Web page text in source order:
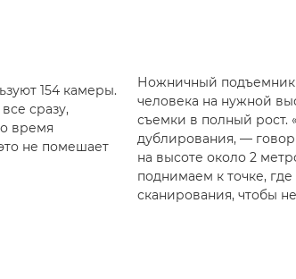
154 камеры.
сразу,
время
не помешает
Ножничный подъемник
человека на нужной
съемки в полный рост.
дублирования, —
на высоте около 2
поднимаем к точке,
сканирования, чтобы